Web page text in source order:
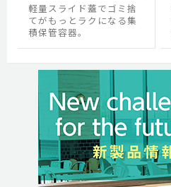
軽量スライド蓋でゴミ捨
てがもっとラクになる集
積保管容器。